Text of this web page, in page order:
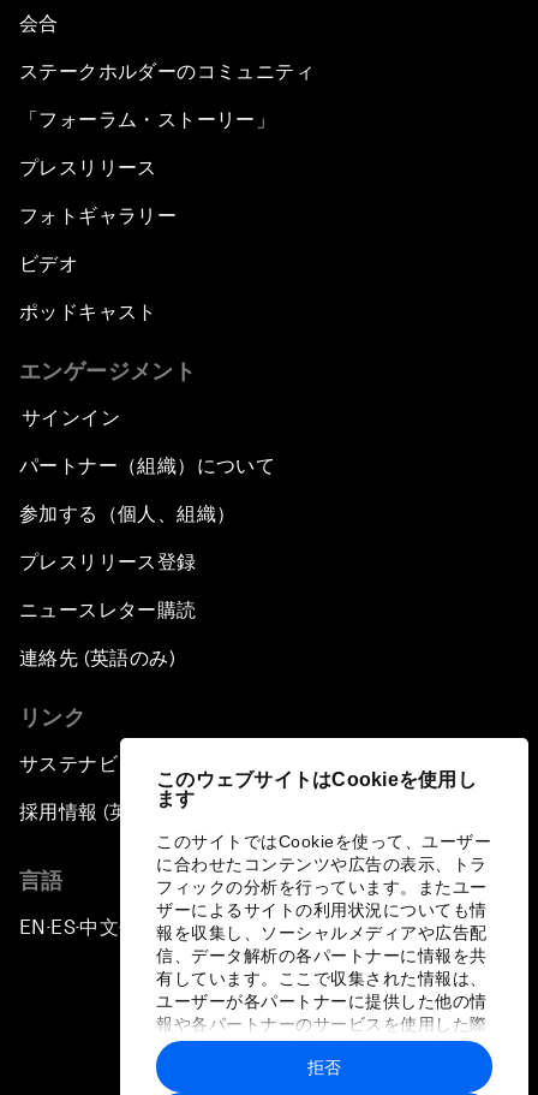
このウェブサイトはCookieを使用し
ます
このサイトではCookieを使って、ユーザー
に合わせたコンテンツや広告の表示、トラ
フィックの分析を行っています。またユー
ザーによるサイトの利用状況についても情
報を収集し、ソーシャルメディアや広告配
信、データ解析の各パートナーに情報を共
有しています。ここで収集された情報は、
ユーザーが各パートナーに提供した他の情
報や各パートナーのサービスを使用した際
に収集された情報と組み合わされ、各パー
トナーによって使用されることがありま
拒否
会合
ステークホルダーのコミュニティ
「フォーラム・ストーリー」
プレスリリース
フォトギャラリー
ビデオ
ポッドキャスト
エンゲージメント
サインイン
パートナー（組織）について
参加する（個人、組織）
プレスリリース登録
ニュースレター購読
連絡先 (英語のみ)
リンク
サステナビリティへの取り組み
採用情報 (英語のみ)
言語
EN ▪ES▪中文▪ 日本語
プライバシーポリシーと利用規約